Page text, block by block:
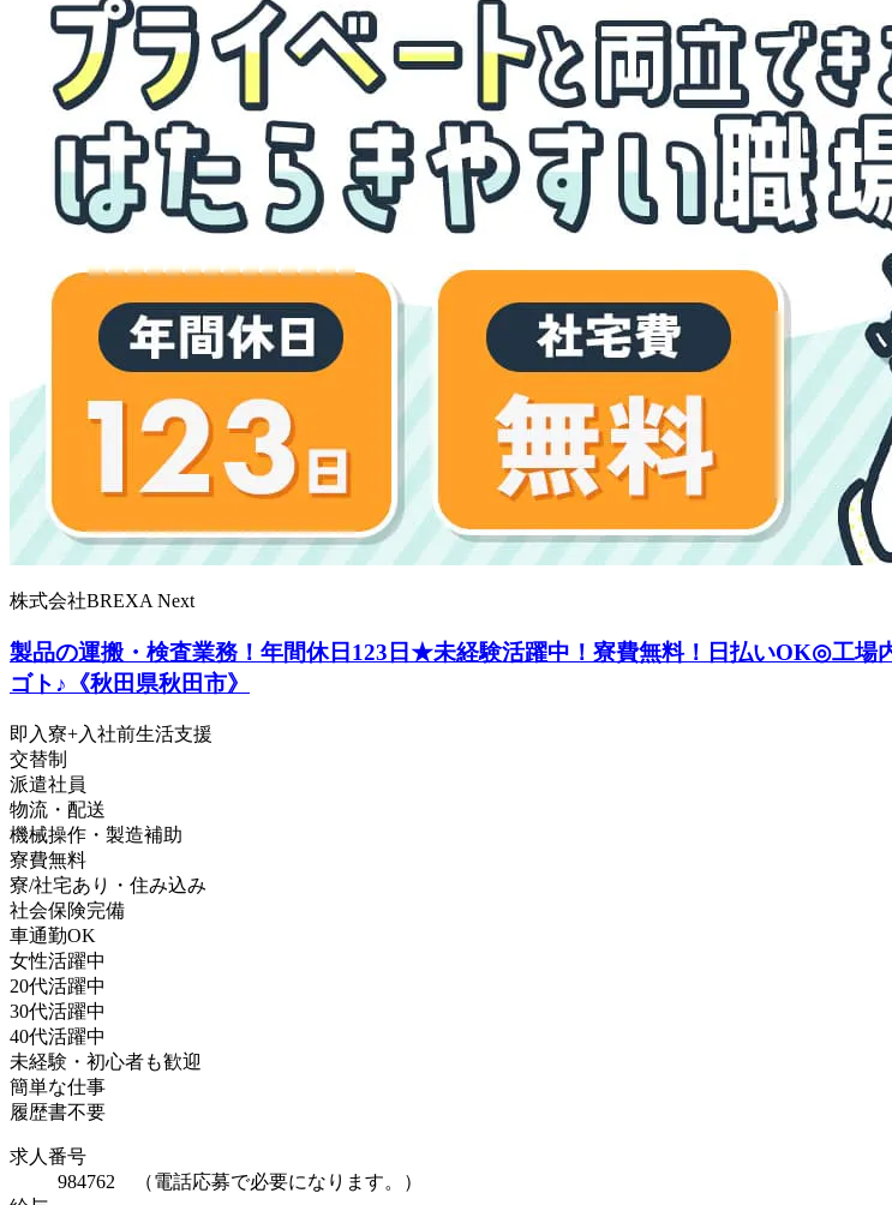
株式会社BREXA Next
製品の運搬・検査業務！年間休日123日★未経験活躍中！寮費無料！日払いOK◎工場
ゴト♪《秋田県秋田市》
即入寮+入社前生活支援
交替制
派遣社員
物流・配送
機械操作・製造補助
寮費無料
寮/社宅あり・住み込み
社会保険完備
車通勤OK
女性活躍中
20代活躍中
30代活躍中
40代活躍中
未経験・初心者も歓迎
簡単な仕事
履歴書不要
求人番号
984762 （電話応募で必要になります。）